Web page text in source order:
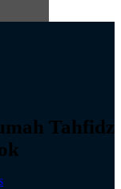
Tahfidz